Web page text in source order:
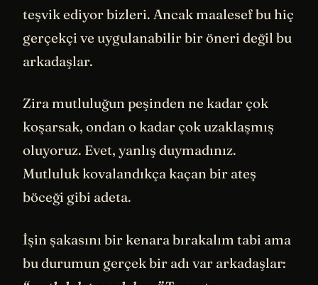
teşvik ediyor bizleri. Ancak maalesef bu hiç
gerçekçi ve uygulanabilir bir öneri değil bu
arkadaşlar.
Zira mutluluğun peşinden ne kadar çok
koşarsak, ondan o kadar çok uzaklaşmış
oluyoruz. Evet, yanlış duymadınız.
Mutluluk kovalandıkça kaçan bir ateş
böceği gibi adeta.
İşin şakasını bir kenara bırakalım tabi ama
bu durumun gerçek bir adı var arkadaşlar: